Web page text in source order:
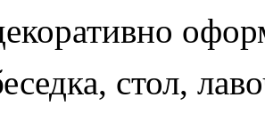
стол,